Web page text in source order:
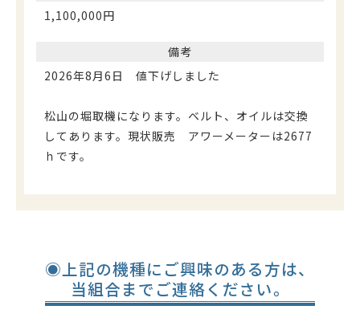
1,100,000円
備考
2026年8月6日 値下げしました
松山の堀取機になります。ベルト、オイルは交換
してあります。現状販売 アワーメーターは2677
ｈです。
◉上記の機種にご興味のある方は、
当組合までご連絡ください。